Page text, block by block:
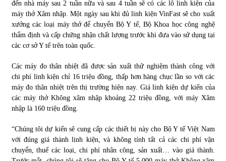
đến nhà máy sau 2 tuần nữa và sau 4 tuần sẽ có các lô linh kiện của
máy thở Xâm nhập. Một ngày sau khi đủ linh kiện VinFast sẽ cho xuất
xưởng các loại máy thở để chuyển Bộ Y tế, Bộ Khoa học công nghệ
thẩm định và cấp chứng nhận chất lượng trước khi đưa vào sử dụng tại
các cơ sở Y tế trên toàn quốc.
Các máy đo thân nhiệt đã được sản xuất thử nghiệm thành công với
chi phí linh kiện chỉ 16 triệu đồng, thấp hơn hàng chục lần so với các
máy đo thân nhiệt trên thị trường hiện nay. Giá linh kiện dự kiến của
các máy thở Không xâm nhập khoảng 22 triệu đồng, với máy Xâm
nhập là 160 triệu đồng.
“Chúng tôi dự kiến sẽ cung cấp các thiết bị này cho Bộ Y tế Việt Nam
với đúng giá thành linh kiện, và không tính tất cả các chi phí vận
chuyển, thuế các loại, chi phí nhân công, sản xuất… vào giá thành.